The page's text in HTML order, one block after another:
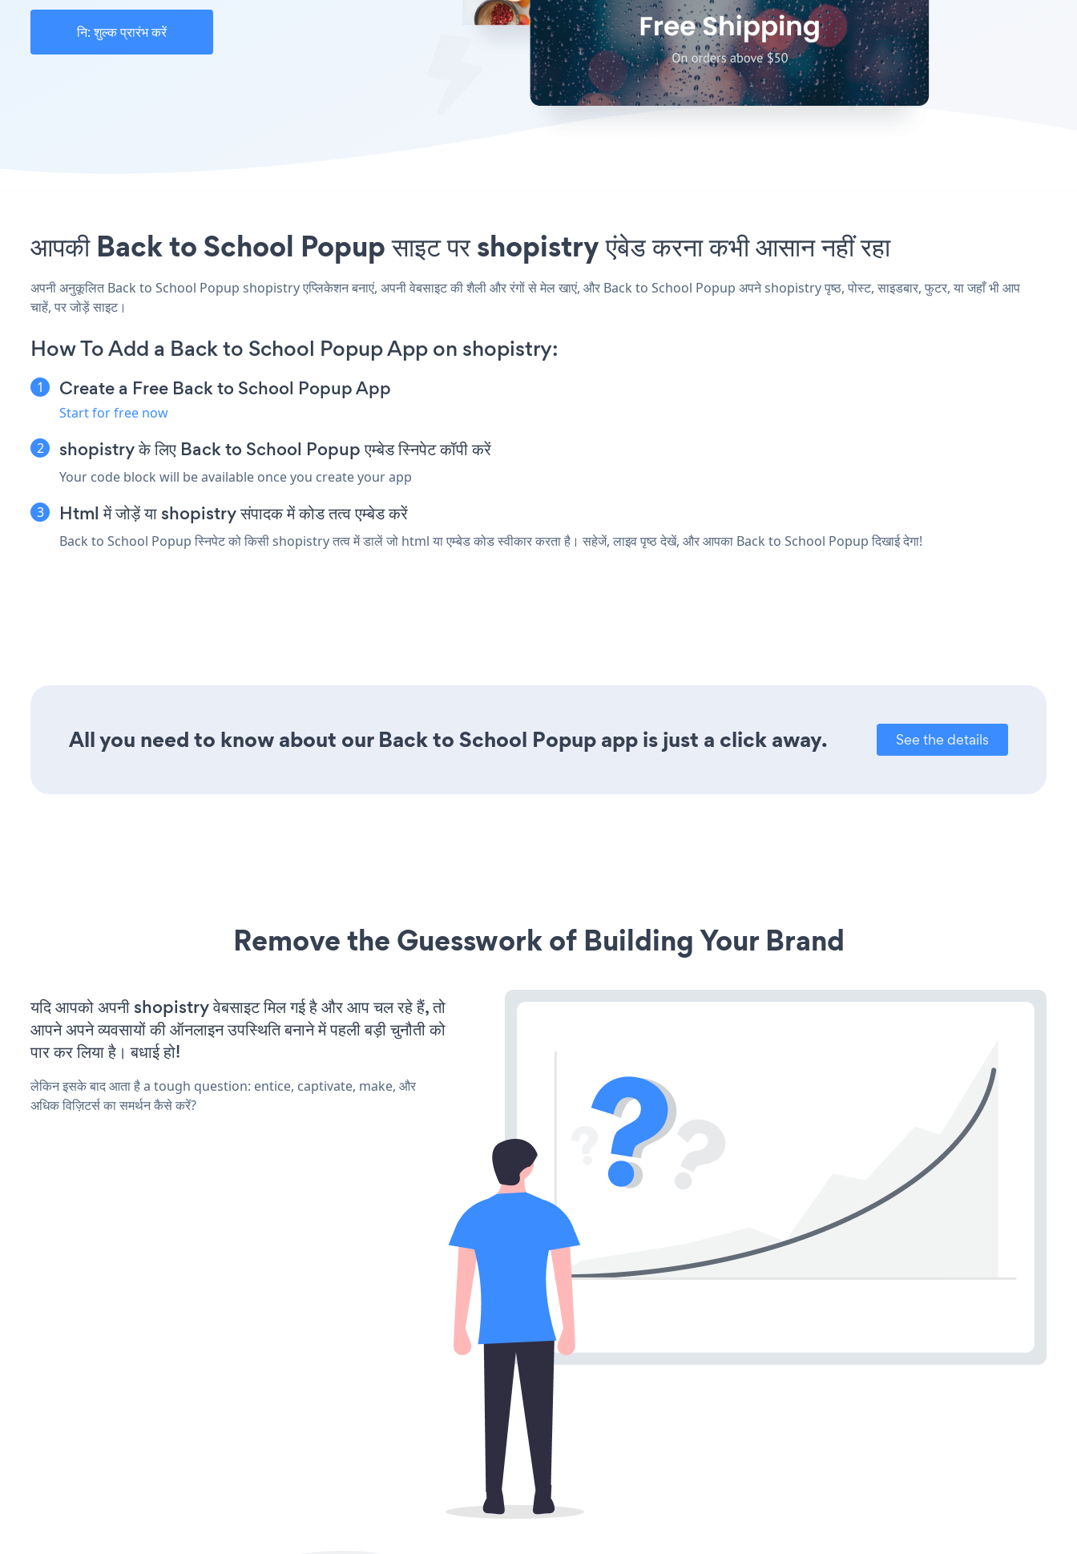
नि: शुल्क प्रारंभ करें
आपकी Back to School Popup साइट पर shopistry एंबेड करना कभी आसान नहीं रहा
अपनी अनुकूलित Back to School Popup shopistry एप्लिकेशन बनाएं, अपनी वेबसाइट की शैली और रंगों से मेल खाएं, और Back to School Popup अपने shopistry पृष्ठ, पोस्ट, साइडबार, फुटर, या जहाँ भी आप
चाहें, पर जोड़ें साइट।
How To Add a Back to School Popup App on shopistry:
Create a Free Back to School Popup App
Start for free now
shopistry के लिए Back to School Popup एम्बेड स्निपेट कॉपी करें
Your code block will be available once you create your app
Html में जोड़ें या shopistry संपादक में कोड तत्व एम्बेड करें
Back to School Popup स्निपेट को किसी shopistry तत्व में डालें जो html या एम्बेड कोड स्वीकार करता है। सहेजें, लाइव पृष्ठ देखें, और आपका Back to School Popup दिखाई देगा!
All you need to know about our Back to School Popup app is just a click away. See the details
Remove the Guesswork of Building Your Brand
यदि आपको अपनी shopistry वेबसाइट मिल गई है और आप चल रहे हैं, तो
आपने अपने व्यवसायों की ऑनलाइन उपस्थिति बनाने में पहली बड़ी चुनौती को
पार कर लिया है। बधाई हो!
लेकिन इसके बाद आता है a tough question: entice, captivate, make, और
अधिक विज़िटर्स का समर्थन कैसे करें?